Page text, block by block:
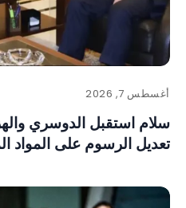
أغسطس 7, 2026
سلام استقبل الدوسري
تعديل الرسوم على المواد